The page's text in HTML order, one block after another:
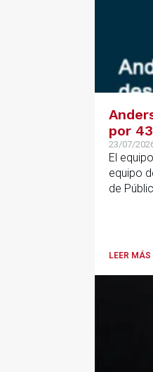
por
23/07/
El
equipo
de
LEER MÁS